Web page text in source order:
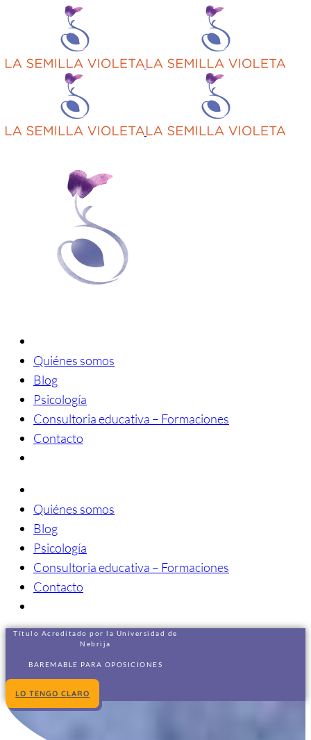
Quiénes somos
Blog
Psicología
Consultoria educativa – Formaciones
Contacto
Quiénes somos
Blog
Psicología
Consultoria educativa – Formaciones
Contacto
Título Acreditado por la Universidad de
Nebrija
BAREMABLE PARA OPOSICIONES
LO TENGO CLARO